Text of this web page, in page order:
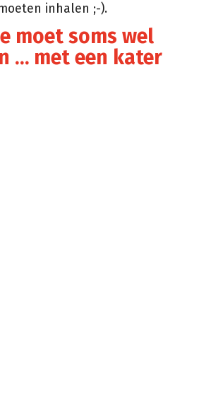
inhalen ;-).
moet soms wel
… met een kater